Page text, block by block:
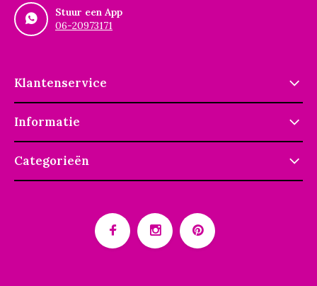
Stuur een App
06-20973171
Klantenservice
Informatie
Categorieën